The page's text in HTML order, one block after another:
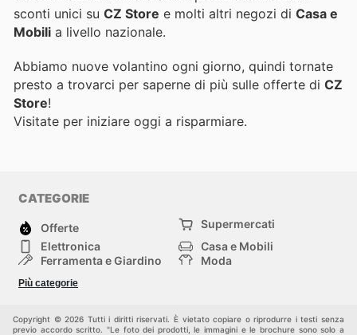
sconti unici su CZ Store e molti altri negozi di Casa e
Mobili a livello nazionale.
Abbiamo nuove volantino ogni giorno, quindi tornate
presto a trovarci per saperne di più sulle offerte di CZ
Store!
Visitate per iniziare oggi a risparmiare.
CATEGORIE
Offerte
Supermercati
Elettronica
Casa e Mobili
Ferramenta e Giardino
Moda
Bambini e Neonati
Più categorie
Copyright © 2026 Tutti i diritti riservati. È vietato copiare o riprodurre i testi senza
previo accordo scritto. "Le foto dei prodotti, le immagini e le brochure sono solo a